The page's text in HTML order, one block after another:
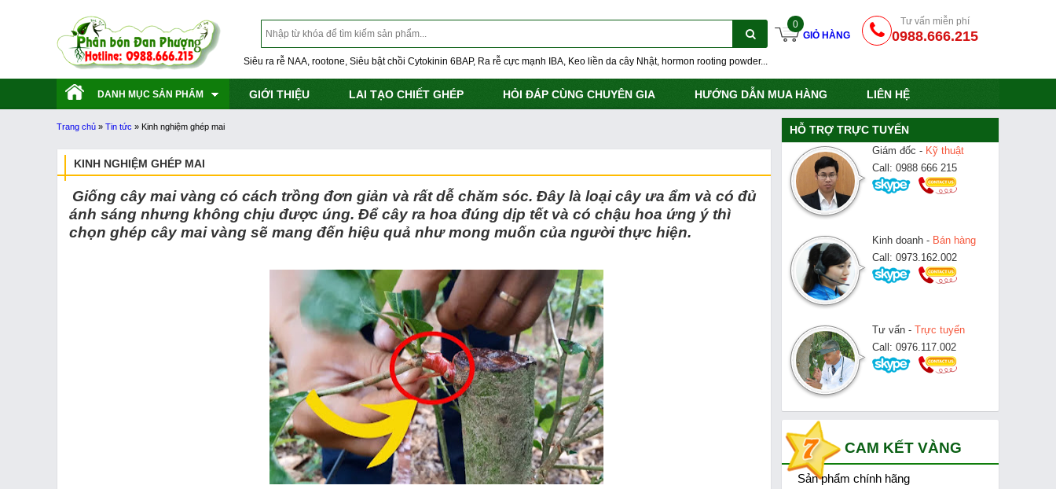
Siêu ra rễ NAA, rootone, Siêu bật chồi Cytokinin 6BAP, Ra rễ cực mạnh IBA, Keo liền da cây Nhật, hormon rooting powder...
0
GIỎ HÀNG
Tư vấn miễn phí
0988.666.215
DANH MỤC SẢN PHẨM GIỚI THIỆU LAI TẠO CHIẾT GHÉP HỎI ĐÁP CÙNG CHUYÊN GIA HƯỚNG DẪN MUA HÀNG LIÊN HỆ
Trang chủ » Tin tức » Kinh nghiệm ghép mai
KINH NGHIỆM GHÉP MAI
Giống cây mai vàng có cách trồng đơn giản và rất dễ chăm sóc. Đây là loại cây ưa ẩm và có đủ
ánh sáng nhưng không chịu được úng. Để cây ra hoa đúng dịp tết và có chậu hoa ứng ý thì
chọn ghép cây mai vàng sẽ mang đến hiệu quả như mong muốn của người thực hiện.
HỖ TRỢ TRỰC TUYẾN
Giám đốc - Kỹ thuật
Call: 0988 666 215
Kinh doanh - Bán hàng
Call: 0973.162.002
Tư vấn - Trực tuyến
Call: 0976.117.002
CAM KẾT VÀNG
Sản phẩm chính hãng